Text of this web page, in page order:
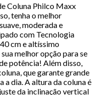
Coluna Philco Maxx
tenha o melhor
moderada e
com Tecnologia
cm e altíssimo
melhor opção para se
potência! Além disso,
que garante grande
a dia. A altura da coluna é
da inclinação vertical